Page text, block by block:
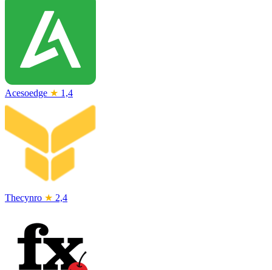
Acesoedge ★ 1,4
Thecynro ★ 2,4